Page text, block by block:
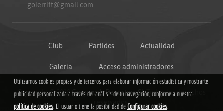
goierrift@gmail.com
Club Partidos Actualidad
Galería Acceso administradores
Copyright © 2018 Grupoweb Deportiva SL.Todos los derechos
reservados.
Utilizamos cookies propias y de terceros para elaborar información estadística y mostrarte
publicidad personalizada a través del análisis de tu navegación, conforme a nuestra
política de cookies. El usuario tiene la posibilidad de Configurar cookies.